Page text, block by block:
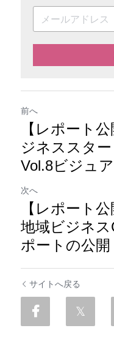
前へ
【レポート
ジネススタ
Vol.8ビジュ
次へ
【レポート
地域ビジネ
ポートの公開
サイトへ戻る